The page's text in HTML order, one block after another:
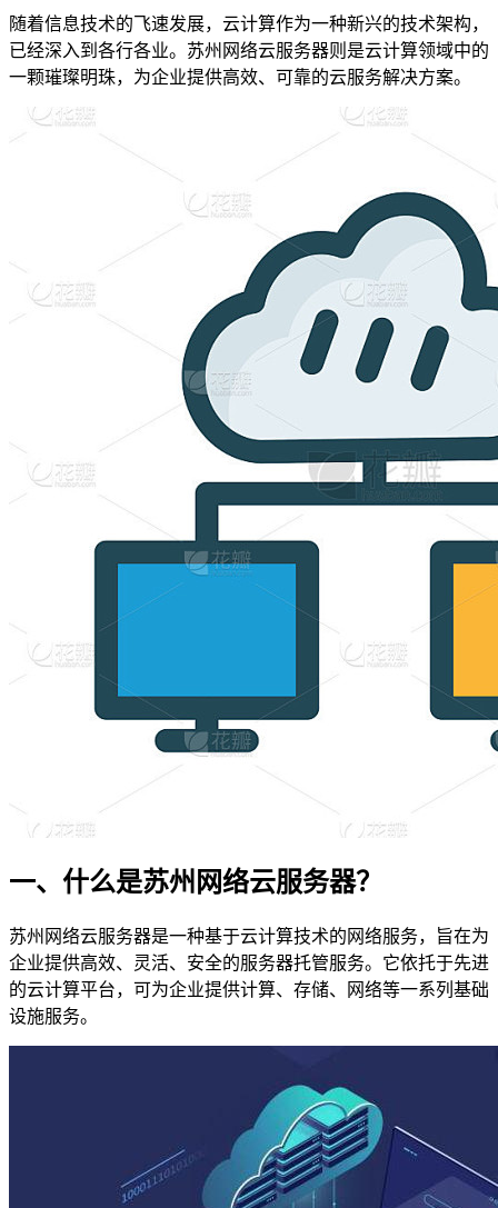
随着信息技术的飞速发展，云计算作为一种新兴的技术架构，
已经深入到各行各业。苏州网络云服务器则是云计算领域中的
一颗璀璨明珠，为企业提供高效、可靠的云服务解决方案。
一、什么是苏州网络云服务器？
苏州网络云服务器是一种基于云计算技术的网络服务，旨在为
企业提供高效、灵活、安全的服务器托管服务。它依托于先进
的云计算平台，可为企业提供计算、存储、网络等一系列基础
设施服务。